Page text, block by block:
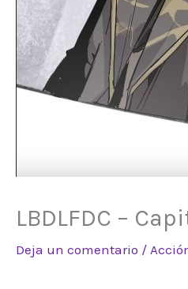
LBDLFDC –
Deja un comentario /